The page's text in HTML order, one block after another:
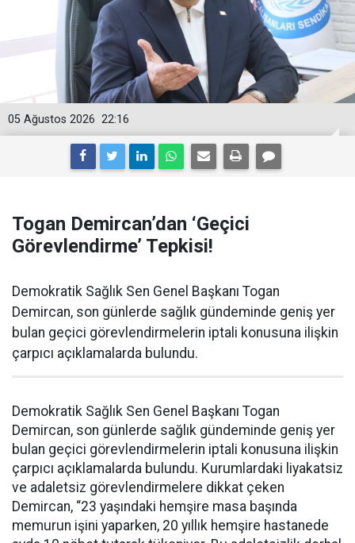
22:16
05 Ağustos 2026
Togan Demircan’dan ‘Geçici
Görevlendirme’ Tepkisi!
Demokratik Sağlık Sen Genel Başkanı Togan
Demircan, son günlerde sağlık gündeminde geniş yer
bulan geçici görevlendirmelerin iptali konusuna ilişkin
çarpıcı açıklamalarda bulundu.
Demokratik Sağlık Sen Genel Başkanı Togan
Demircan, son günlerde sağlık gündeminde geniş yer
bulan geçici görevlendirmelerin iptali konusuna ilişkin
çarpıcı açıklamalarda bulundu. Kurumlardaki liyakatsiz
ve adaletsiz görevlendirmelere dikkat çeken
Demircan, “23 yaşındaki hemşire masa başında
memurun işini yaparken, 20 yıllık hemşire hastanede